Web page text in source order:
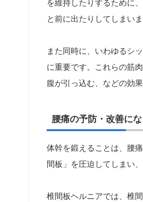
を維持したりするために
と前に出たりしてしまいま
また同時に、いわゆるシ
に重要です。これらの筋
腹が引っ込む、などの効
腰痛の予防・改善に
体幹を鍛えることは、腰
間板」を圧迫してしまい
椎間板ヘルニアでは、椎